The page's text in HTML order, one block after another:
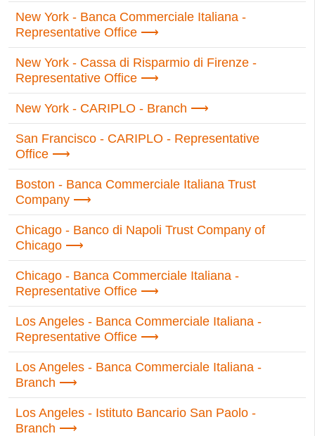
New York - Banca Commerciale Italiana -
Representative Office
New York - Cassa di Risparmio di Firenze -
Representative Office
New York - CARIPLO - Branch
San Francisco - CARIPLO - Representative
Office
Boston - Banca Commerciale Italiana Trust
Company
Chicago - Banco di Napoli Trust Company of
Chicago
Chicago - Banca Commerciale Italiana -
Representative Office
Los Angeles - Banca Commerciale Italiana -
Representative Office
Los Angeles - Banca Commerciale Italiana -
Branch
Los Angeles - Istituto Bancario San Paolo -
Branch